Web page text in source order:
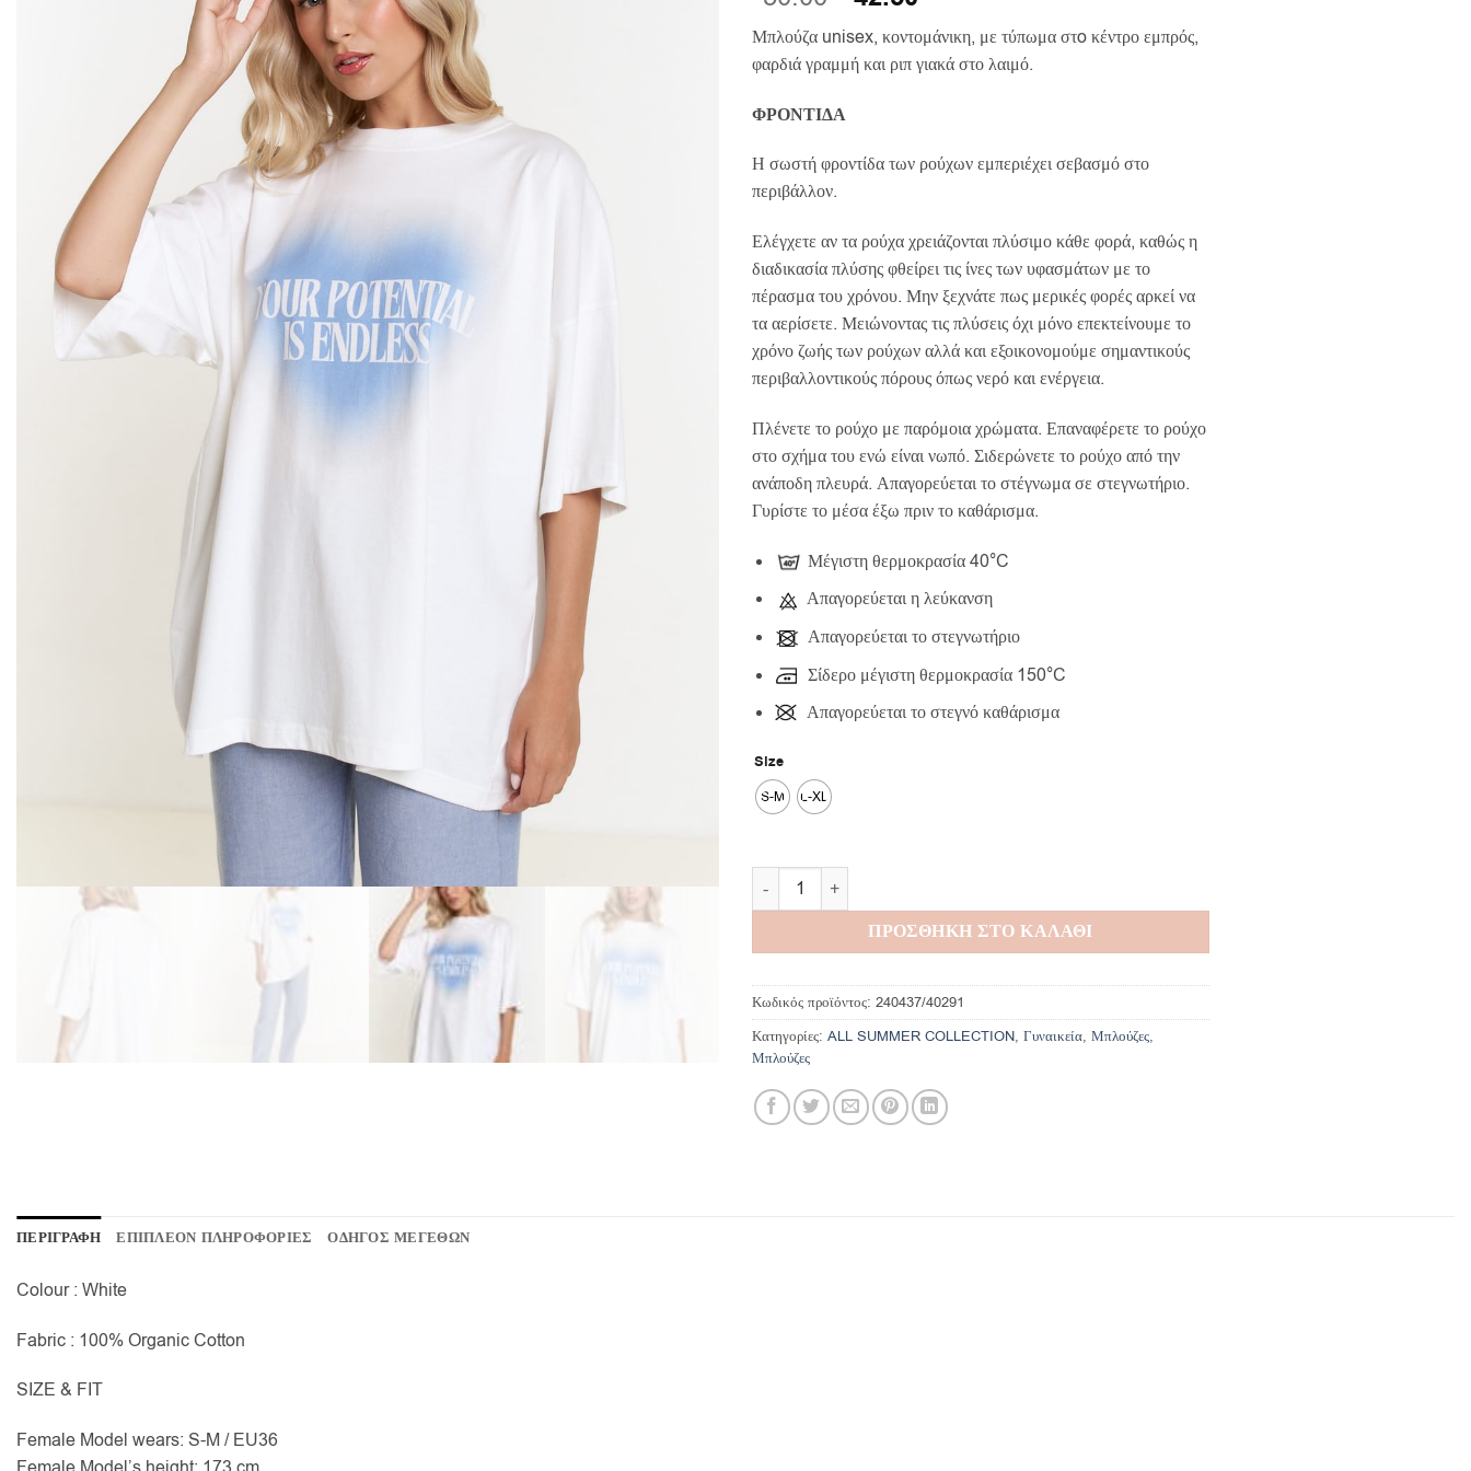
price
was:
€50.00.
τρέχουσα
τιμή
είναι:
Μπλούζα unisex, κοντομάνικη, με τύπωμα στo κέντρο εμπρός,
φαρδιά γραμμή και ριπ γιακά στο λαιμό.
ΦΡΟΝΤΙΔΑ
Η σωστή φροντίδα των ρούχων εμπεριέχει σεβασμό στο
περιβάλλον.
Ελέγχετε αν τα ρούχα χρειάζονται πλύσιμο κάθε φορά, καθώς η
διαδικασία πλύσης φθείρει τις ίνες των υφασμάτων με το
πέρασμα του χρόνου. Μην ξεχνάτε πως μερικές φορές αρκεί να
τα αερίσετε. Μειώνοντας τις πλύσεις όχι μόνο επεκτείνουμε το
χρόνο ζωής των ρούχων αλλά και εξοικονομούμε σημαντικούς
περιβαλλοντικούς πόρους όπως νερό και ενέργεια.
Πλένετε το ρούχο με παρόμοια χρώματα. Επαναφέρετε το ρούχο
στο σχήμα του ενώ είναι νωπό. Σιδερώνετε το ρούχο από την
ανάποδη πλευρά. Απαγορεύεται το στέγνωμα σε στεγνωτήριο.
Γυρίστε το μέσα έξω πριν το καθάρισμα.
Μέγιστη θερμοκρασία 40°C
Απαγορεύεται η λεύκανση
Απαγορεύεται το στεγνωτήριο
Σίδερο μέγιστη θερμοκρασία 150°C
Απαγορεύεται το στεγνό καθάρισμα
Size
S-M L-XL
Your Potential Is Endless T-Shirt ποσότητα
ΠΡΟΣΘΗΚΗ ΣΤΟ ΚΑΛΑΘΙ
Κωδικός προϊόντος: 240437/40291
Κατηγορίες: ALL SUMMER COLLECTION, Γυναικεία, Μπλούζες,
Μπλούζες
ΠΕΡΙΓΡΑΦΗ ΕΠΙΠΛΕΟΝ ΠΛΗΡΟΦΟΡΙΕΣ ΟΔΗΓΟΣ ΜΕΓΕΘΩΝ
Colour : White
Fabric : 100% Organic Cotton
SIZE & FIT
Female Model wears: S-M / EU36